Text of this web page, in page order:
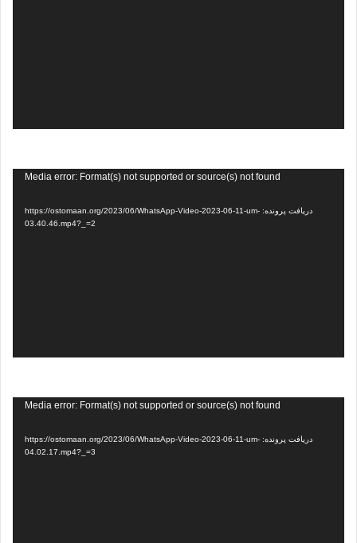
Media error: Format(s) not supported or source(s) not found
دریافت پرونده: https://ostomaan.org/2023/06/WhatsApp-Video-2023-06-11-um-
03.40.46.mp4?_=2
Media error: Format(s) not supported or source(s) not found
دریافت پرونده: https://ostomaan.org/2023/06/WhatsApp-Video-2023-06-11-um-
04.02.17.mp4?_=3